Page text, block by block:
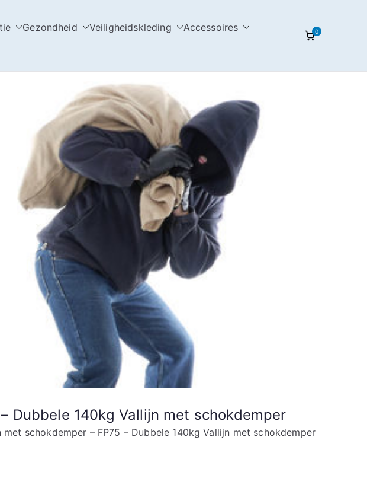
Gezondheid Veiligheidskleding
Accessoires
0
Dubbele 140kg Vallijn met schokdemper
met schokdemper – FP75 – Dubbele 140kg Vallijn met schokdemper